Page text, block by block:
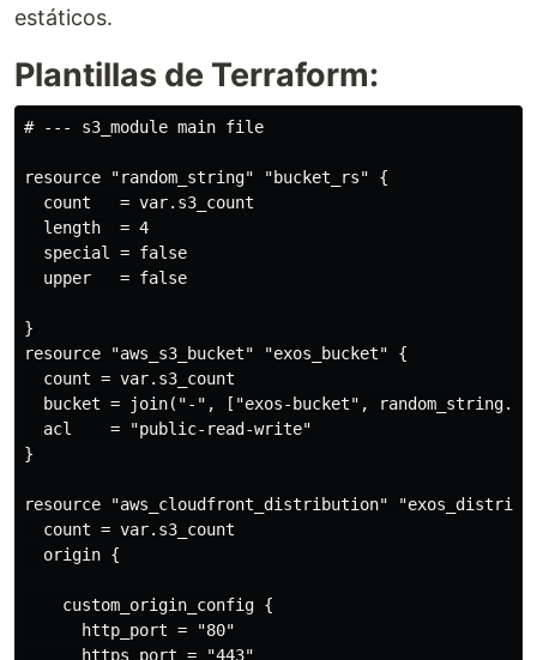
estáticos.
Plantillas de Terraform:
# --- s3_module main file
resource "random_string" "bucket_rs" {
  count   = var.s3_count
  length  = 4
  special = false
  upper   = false
}
resource "aws_s3_bucket" "exos_bucket" {
  count = var.s3_count
bucket = join("-", ["exos-bucket",
  acl    = "public-read-write"
}
resource "aws_cloudfront_distribution"
  count = var.s3_count
  origin {
    custom_origin_config {
      http_port = "80"
      https_port = "443"